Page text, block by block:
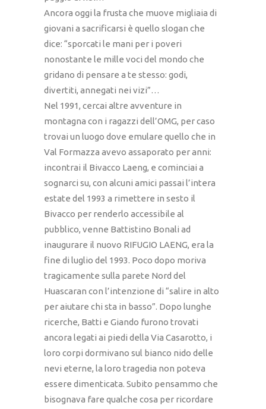
Ancora oggi la frusta che muove migliaia di
giovani a sacrificarsi è quello slogan che
dice: “sporcati le mani per i poveri
nonostante le mille voci del mondo che
gridano di pensare a te stesso: godi,
divertiti, annegati nei vizi”…
Nel 1991, cercai altre avventure in
montagna con i ragazzi dell’OMG, per caso
trovai un luogo dove emulare quello che in
Val Formazza avevo assaporato per anni:
incontrai il Bivacco Laeng, e cominciai a
sognarci su, con alcuni amici passai l’intera
estate del 1993 a rimettere in sesto il
Bivacco per renderlo accessibile al
pubblico, venne Battistino Bonali ad
inaugurare il nuovo RIFUGIO LAENG, era la
fine di luglio del 1993. Poco dopo moriva
tragicamente sulla parete Nord del
Huascaran con l’intenzione di “salire in alto
per aiutare chi sta in basso”. Dopo lunghe
ricerche, Batti e Giando furono trovati
ancora legati ai piedi della Via Casarotto, i
loro corpi dormivano sul bianco nido delle
nevi eterne, la loro tragedia non poteva
essere dimenticata. Subito pensammo che
bisognava fare qualche cosa per ricordare